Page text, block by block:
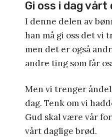
Gi oss i dag vårt
I denne delen av
han må gi oss det vi
men det er også
andre ting som får
Men vi trenger
dag. Tenk om vi
Gud skal være vår
vårt daglige brød.